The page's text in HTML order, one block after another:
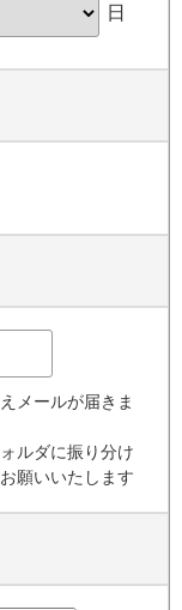
日
メールが届きま
ルダに振り分け
願いいたします